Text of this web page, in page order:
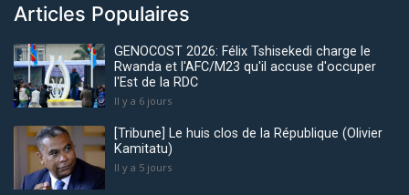
Articles Populaires
GENOCOST 2026: Félix Tshisekedi charge le
Rwanda et l'AFC/M23 qu'il accuse d'occuper
l'Est de la RDC
Il y a 6 jours
[Tribune] Le huis clos de la République (Olivier
Kamitatu)
Il y a 5 jours